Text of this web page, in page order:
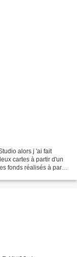
alors j 'ai fait
cartes à partir d'un
fonds réalisés à partir